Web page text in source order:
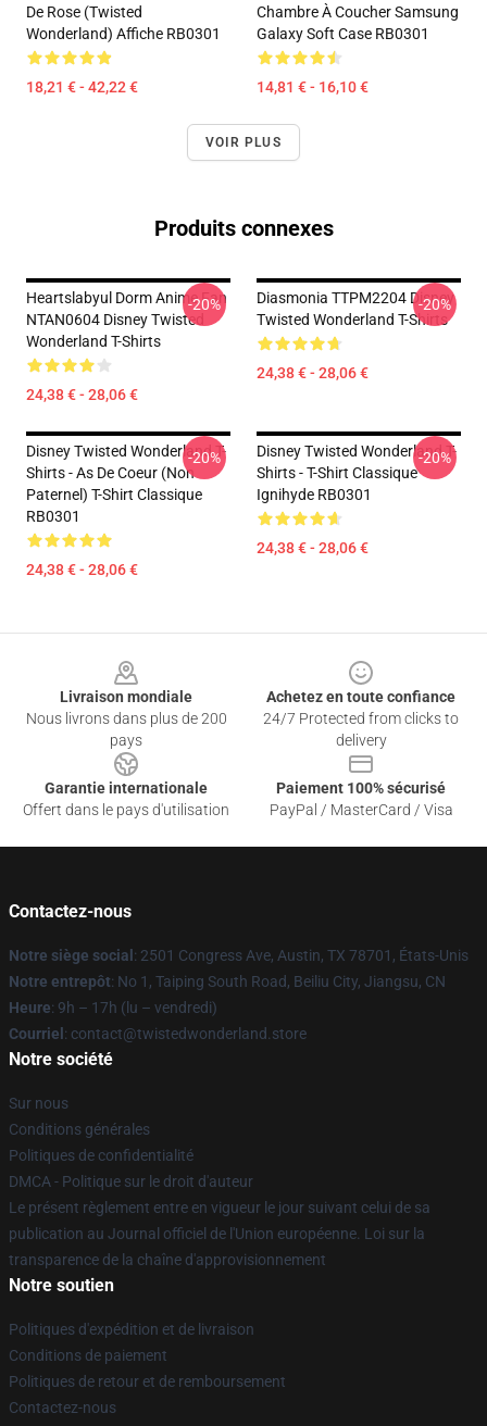
De Rose (Twisted
Wonderland) Affiche RB0301
18,21 € - 42,22 €
Chambre À Coucher Samsung
Galaxy Soft Case RB0301
14,81 € - 16,10 €
VOIR PLUS
Produits connexes
Heartslabyul Dorm Anime Fan
NTAN0604 Disney Twisted
Wonderland T-Shirts
24,38 € - 28,06 €
-20%
Diasmonia TTPM2204 Disney
Twisted Wonderland T-Shirts
24,38 € - 28,06 €
-20%
Disney Twisted Wonderland T-
Shirts - As De Coeur (non
Paternel) T-Shirt Classique
RB0301
24,38 € - 28,06 €
-20%
Disney Twisted Wonderland T-
Shirts - T-Shirt Classique
Ignihyde RB0301
24,38 € - 28,06 €
-20%
Livraison mondiale
Nous livrons dans plus de 200
pays
Achetez en toute confiance
24/7 Protected from clicks to
delivery
Garantie internationale
Offert dans le pays d'utilisation
Paiement 100% sécurisé
PayPal / MasterCard / Visa
Contactez-nous
Notre siège social : 2501 Congress Ave, Austin, TX 78701, États-Unis
Notre entrepôt: No 1, Taiping South Road, Beiliu City, Jiangsu, CN
Heure: 9h – 17h (lu – vendredi)
Courriel : contact@twistedwonderland.store
Notre société
Sur nous
Conditions générales
Politiques de confidentialité
DMCA - Politique sur le droit d'auteur
Le présent règlement entre en vigueur le jour suivant celui de sa
publication au Journal officiel de l'Union européenne. Loi sur la
transparence de la chaîne d'approvisionnement
Notre soutien
Politiques d'expédition et de livraison
Conditions de paiement
Politiques de retour et de remboursement
Contactez-nous